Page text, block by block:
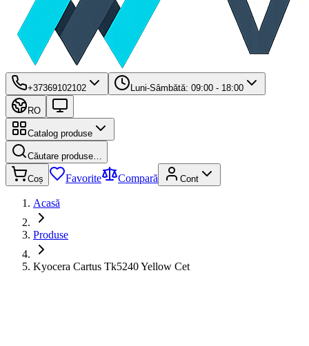
+37369102102 Luni-Sâmbătă: 09:00 - 18:00
RO
Catalog produse
Căutare produse…
Coș Favorite Compară Cont
Acasă
Produse
Kyocera Cartus Tk5240 Yellow Cet